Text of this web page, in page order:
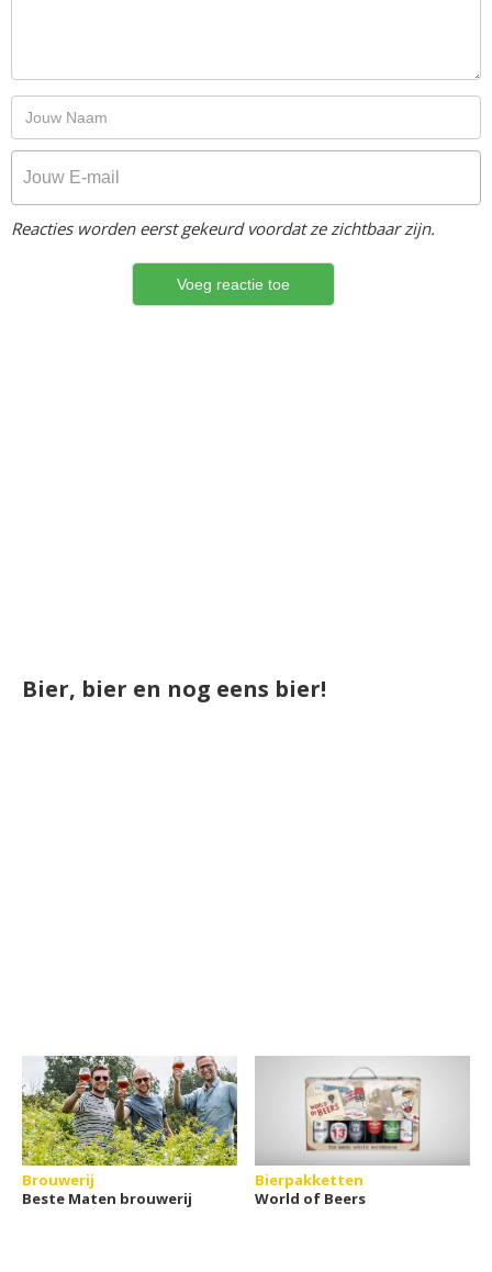
Reacties worden eerst gekeurd voordat ze zichtbaar zijn.
Bier, bier en nog eens bier!
Brouwerij
Beste Maten brouwerij
Bierpakketten
World of Beers